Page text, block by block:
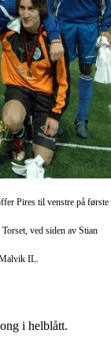
Pires til venstre på første
ved siden av Stian
IL.
i helblått.